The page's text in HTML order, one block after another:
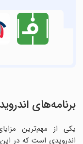
برنامه‌های
یکی از مهم‌ترین
اندرویدی است که در